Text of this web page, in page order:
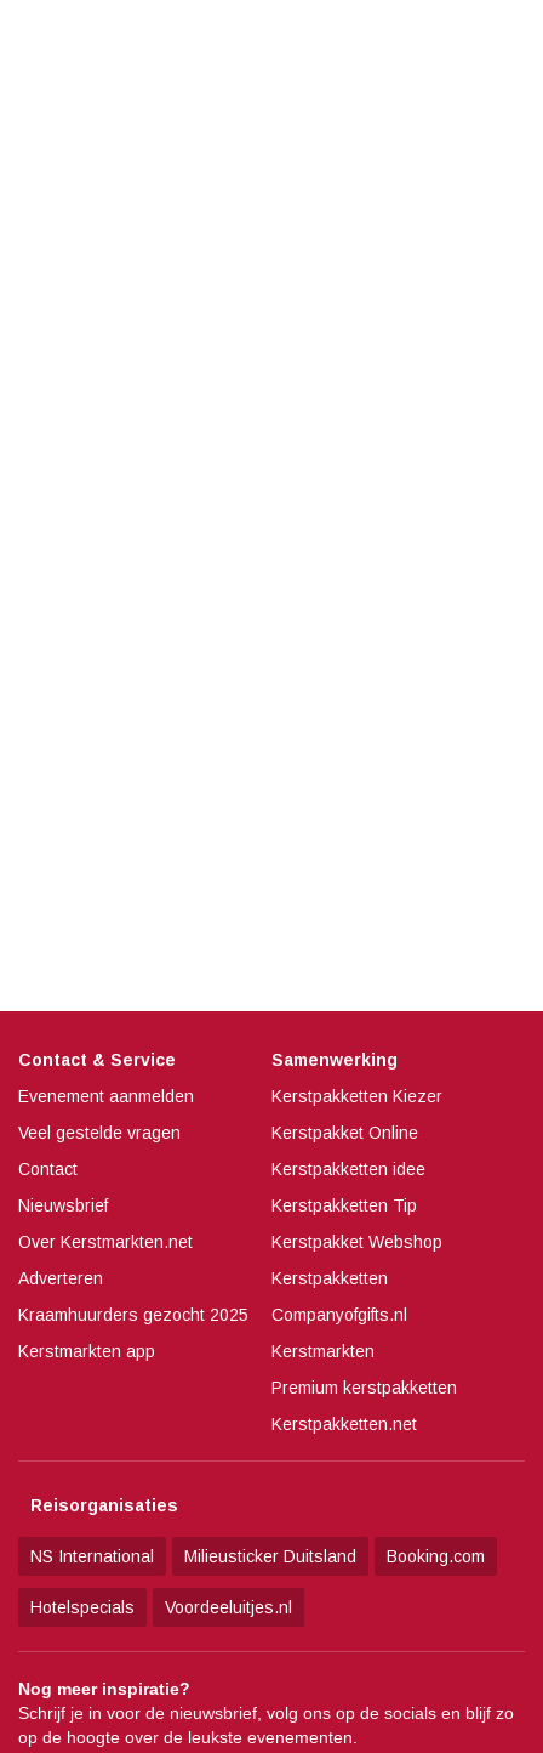
Contact & Service
Evenement aanmelden
Veel gestelde vragen
Contact
Nieuwsbrief
Over Kerstmarkten.net
Adverteren
Kraamhuurders gezocht 2025
Kerstmarkten app
Samenwerking
Kerstpakketten Kiezer
Kerstpakket Online
Kerstpakketten idee
Kerstpakketten Tip
Kerstpakket Webshop
Kerstpakketten
Companyofgifts.nl
Kerstmarkten
Premium kerstpakketten
Kerstpakketten.net
Reisorganisaties
NS International Milieusticker Duitsland Booking.com
Hotelspecials Voordeeluitjes.nl
Nog meer inspiratie?
Schrijf je in voor de nieuwsbrief, volg ons op de socials en blijf zo
op de hoogte over de leukste evenementen.